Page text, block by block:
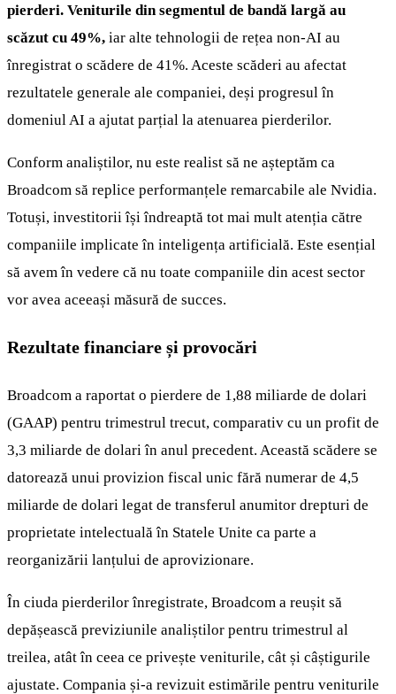
pierderi. Veniturile din segmentul de bandă largă au
scăzut cu 49%, iar alte tehnologii de rețea non-AI au
înregistrat o scădere de 41%. Aceste scăderi au afectat
rezultatele generale ale companiei, deși progresul în
domeniul AI a ajutat parțial la atenuarea pierderilor.
Conform analiștilor, nu este realist să ne așteptăm ca
Broadcom să replice performanțele remarcabile ale Nvidia.
Totuși, investitorii își îndreaptă tot mai mult atenția către
companiile implicate în inteligența artificială. Este esențial
să avem în vedere că nu toate companiile din acest sector
vor avea aceeași măsură de succes.
Rezultate financiare și provocări
Broadcom a raportat o pierdere de 1,88 miliarde de dolari
(GAAP) pentru trimestrul trecut, comparativ cu un profit de
3,3 miliarde de dolari în anul precedent. Această scădere se
datorează unui provizion fiscal unic fără numerar de 4,5
miliarde de dolari legat de transferul anumitor drepturi de
proprietate intelectuală în Statele Unite ca parte a
reorganizării lanțului de aprovizionare.
În ciuda pierderilor înregistrate, Broadcom a reușit să
depășească previziunile analiștilor pentru trimestrul al
treilea, atât în ceea ce privește veniturile, cât și câștigurile
ajustate. Compania și-a revizuit estimările pentru veniturile